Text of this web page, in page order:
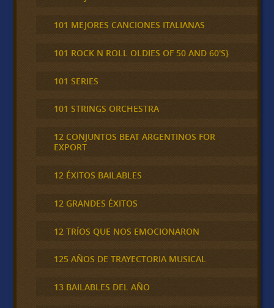
101 MEJORES CANCIONES ITALIANAS
101 ROCK N ROLL OLDIES OF 50 AND 60'S}
101 SERIES
101 STRINGS ORCHESTRA
12 CONJUNTOS BEAT ARGENTINOS FOR
EXPORT
12 ÉXITOS BAILABLES
12 GRANDES ÉXITOS
12 TRÍOS QUE NOS EMOCIONARON
125 AÑOS DE TRAYECTORIA MUSICAL
13 BAILABLES DEL AÑO